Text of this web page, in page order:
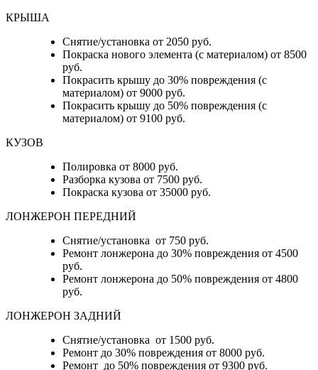
КРЫША
Снятие/установка от 2050 руб.
Покраска нового элемента (с материалом) от 8500
руб.
Покрасить крышу до 30% повреждения (с
материалом) от 9000 руб.
Покрасить крышу до 50% повреждения (с
материалом) от 9100 руб.
КУЗОВ
Полировка от 8000 руб.
Разборка кузова от 7500 руб.
Покраска кузова от 35000 руб.
ЛОНЖЕРОН ПЕРЕДНИЙ
Снятие/установка от 750 руб.
Ремонт лонжерона до 30% повреждения от 4500
руб.
Ремонт лонжерона до 50% повреждения от 4800
руб.
ЛОНЖЕРОН ЗАДНИЙ
Снятие/установка от 1500 руб.
Ремонт до 30% повреждения от 8000 руб.
Ремонт до 50% повреждения от 9300 руб.